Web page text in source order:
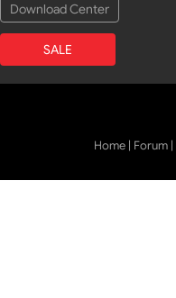
Download Center
SALE
Home | Forum |